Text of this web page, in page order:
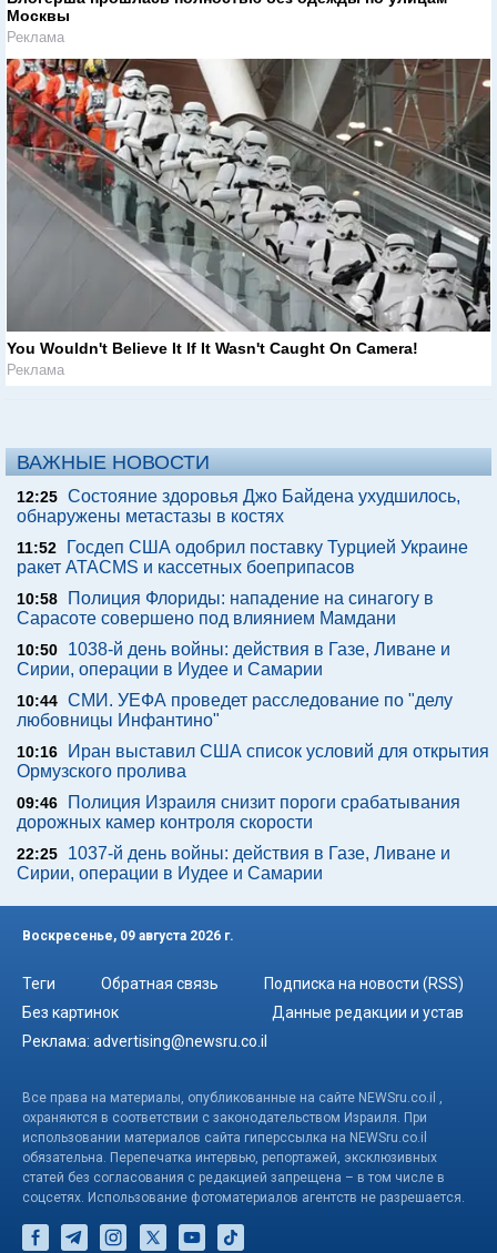
Москвы
Реклама
You Wouldn't Believe It If It Wasn't Caught On Camera!
Реклама
ВАЖНЫЕ НОВОСТИ
12:25 Состояние здоровья Джо Байдена ухудшилось,
обнаружены метастазы в костях
11:52
Госдеп США одобрил поставку Турцией Украине
ракет ATACMS и кассетных боеприпасов
10:58
Полиция Флориды: нападение на синагогу в
Сарасоте совершено под влиянием Мамдани
10:50
1038-й день войны: действия в Газе, Ливане и
Сирии, операции в Иудее и Самарии
10:44 СМИ. УЕФА проведет расследование по "делу
любовницы Инфантино"
10:16
Иран выставил США список условий для открытия
Ормузского пролива
09:46
Полиция Израиля снизит пороги срабатывания
дорожных камер контроля скорости
22:25
1037-й день войны: действия в Газе, Ливане и
Сирии, операции в Иудее и Самарии
Воскресенье, 09 августа 2026 г.
Теги Обратная связь
Подписка на новости (RSS)
Без картинок
Данные редакции и устав
Реклама: advertising@newsru.co.il
Все права на материалы, опубликованные на сайте NEWSru.co.il ,
охраняются в соответствии с законодательством Израиля. При
использовании материалов сайта гиперссылка на NEWSru.co.il
обязательна. Перепечатка интервью, репортажей, эксклюзивных
статей без согласования с редакцией запрещена – в том числе в
соцсетях. Использование фотоматериалов агентств не разрешается.